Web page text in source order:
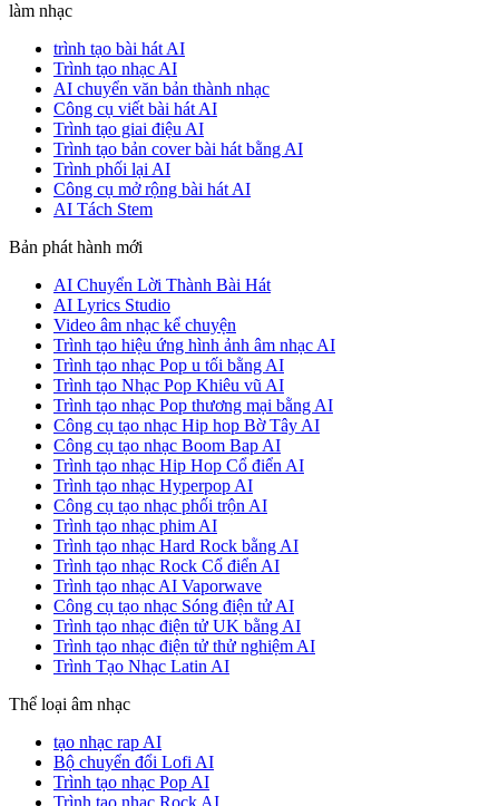
làm nhạc
trình tạo bài hát AI
Trình tạo nhạc AI
AI chuyển văn bản thành nhạc
Công cụ viết bài hát AI
Trình tạo giai điệu AI
Trình tạo bản cover bài hát bằng AI
Trình phối lại AI
Công cụ mở rộng bài hát AI
AI Tách Stem
Bản phát hành mới
AI Chuyển Lời Thành Bài Hát
AI Lyrics Studio
Video âm nhạc kể chuyện
Trình tạo hiệu ứng hình ảnh âm nhạc AI
Trình tạo nhạc Pop u tối bằng AI
Trình tạo Nhạc Pop Khiêu vũ AI
Trình tạo nhạc Pop thương mại bằng AI
Công cụ tạo nhạc Hip hop Bờ Tây AI
Công cụ tạo nhạc Boom Bap AI
Trình tạo nhạc Hip Hop Cổ điển AI
Trình tạo nhạc Hyperpop AI
Công cụ tạo nhạc phối trộn AI
Trình tạo nhạc phim AI
Trình tạo nhạc Hard Rock bằng AI
Trình tạo nhạc Rock Cổ điển AI
Trình tạo nhạc AI Vaporwave
Công cụ tạo nhạc Sóng điện tử AI
Trình tạo nhạc điện tử UK bằng AI
Trình tạo nhạc điện tử thử nghiệm AI
Trình Tạo Nhạc Latin AI
Thể loại âm nhạc
tạo nhạc rap AI
Bộ chuyển đổi Lofi AI
Trình tạo nhạc Pop AI
Trình tạo nhạc Rock AI